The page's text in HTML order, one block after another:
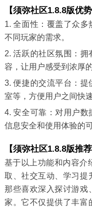
【须弥社区1.8.8版优势
1. 全面性：覆盖了众多
不同玩家的需求。
2. 活跃的社区氛围：
容，让用户感受到浓厚
3. 便捷的交流平台：提
室等，方便用户之间快速
4. 安全可靠：对用户数
信息安全和使用体验的可
【须弥社区1.8.8版推荐
基于以上功能和内容介
取、社交互动、学习提
那些喜欢深入探讨游戏
家。它不仅提供了丰富